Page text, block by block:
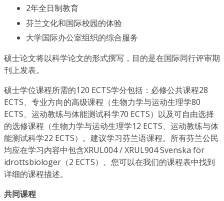
2年全日制教育
芬兰文化和国际校园的体验
大学国际办公室组织的综合服务
硕士论文将以科学论文的形式撰写，目的是在国际同行评审期
刊上发表。
硕士学位课程所需的120 ECTS学分包括：必修公共课程28
ECTS、专业方向的高级课程（生物力学与运动生理学80
ECTS、运动教练与体能测试科学70 ECTS）以及可自由选择
的选修课程（生物力学与运动生理学12 ECTS、运动教练与体
能测试科学22 ECTS）。建议学习芬兰语课程。所有芬兰公民
均应在学习内容中包含XRUL004 / XRUL904 Svenska för
idrottsbiologer（2 ECTS）。您可以在我们的课程表中找到
详细的课程描述。
共同课程